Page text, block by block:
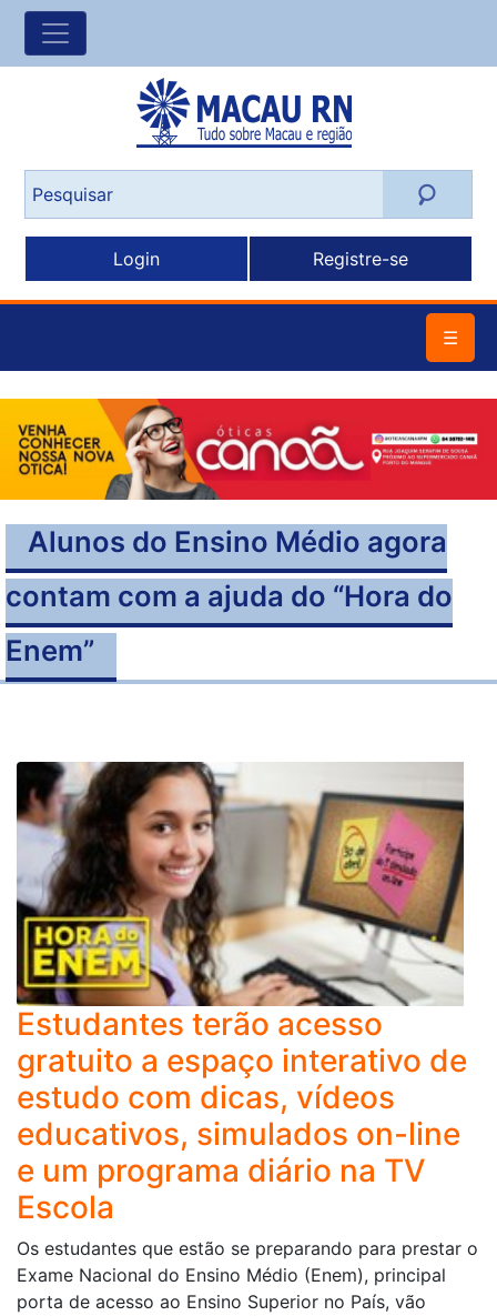
Login Registre-se
☰
Alunos do Ensino Médio agora
contam com a ajuda do “Hora do
Enem”
Estudantes terão acesso
gratuito a espaço interativo de
estudo com dicas, vídeos
educativos, simulados on-line
e um programa diário na TV
Escola
Os estudantes que estão se preparando para prestar o
Exame Nacional do Ensino Médio (Enem), principal
porta de acesso ao Ensino Superior no País, vão